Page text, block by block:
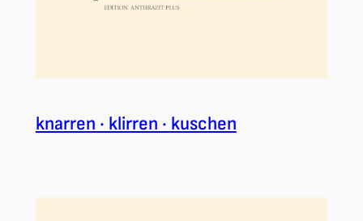
knarren · klirren · kuschen